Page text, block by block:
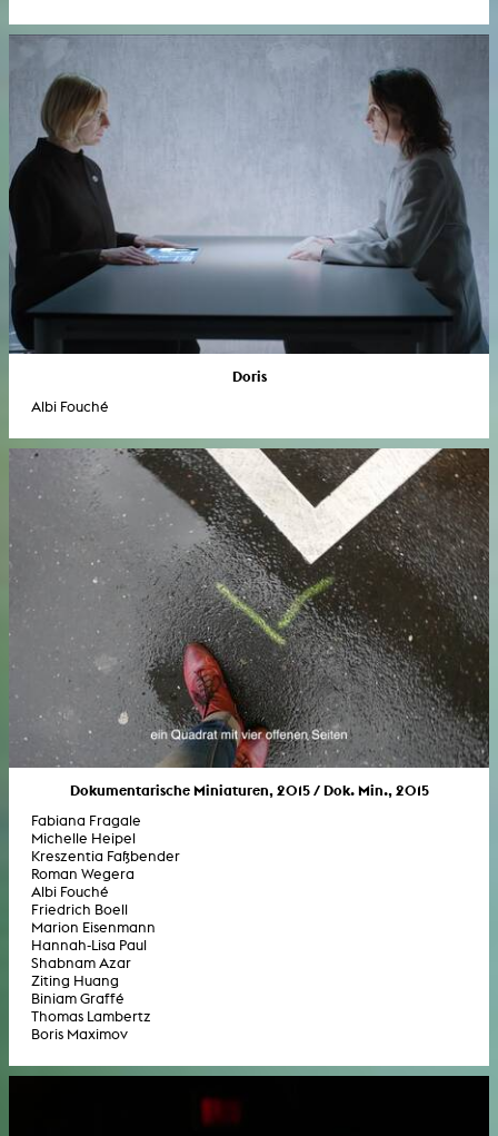
Doris
Albi Fouché
Dokumentarische Miniaturen, 2015 / Dok. Min., 2015
Fabiana Fragale
Michelle Heipel
Kreszentia Faßbender
Roman Wegera
Albi Fouché
Friedrich Boell
Marion Eisenmann
Hannah-Lisa Paul
Shabnam Azar
Ziting Huang
Biniam Graffé
Thomas Lambertz
Boris Maximov